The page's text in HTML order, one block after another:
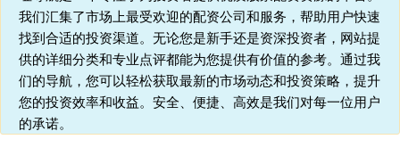
我们汇集了市场上最受欢迎的配资公司和服务，帮助用户快速
找到合适的投资渠道。无论您是新手还是资深投资者，网站提
供的详细分类和专业点评都能为您提供有价值的参考。通过我
们的导航，您可以轻松获取最新的市场动态和投资策略，提升
您的投资效率和收益。安全、便捷、高效是我们对每一位用户
的承诺。